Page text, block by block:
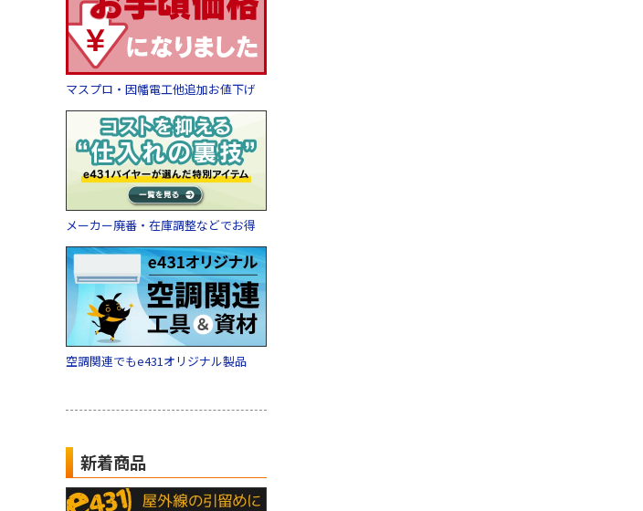
マスプロ・因幡電工他追加お値下げ
メーカー廃番・在庫調整などでお得
空調関連でもe431オリジナル製品
新着商品